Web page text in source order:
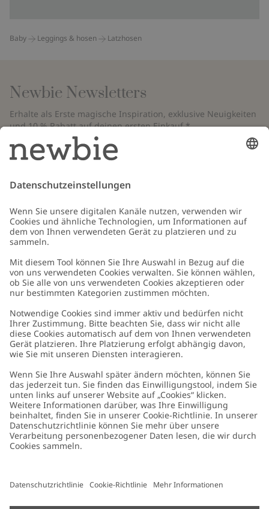
Baby Leggings & hosen Latzhosen
Newbie Newsletters
Erhalte als Erste magische Inspiration, exklusive Neuigkeiten
und 10 % Rabatt auf deinen ersten Einkauf.*
*Gilt nur für deine erste Bestellung und ist nicht mit anderen Rabatten
oder Angeboten kombinierbar. Gilt nicht für limitierte Artikel. Bitte
überprüfe deinen Spam-Ordner. Lies unsere
Schicken
Kundenservice
Kontaktieren Sie uns
FAQ
Barrierefreiheit
Datenschutzrichtlinie
Cookie-Richtlinie
Über uns
Über Newbie
Nachhaltigkeit
Impressum
Presse
Germany Standort ändern
Cookies